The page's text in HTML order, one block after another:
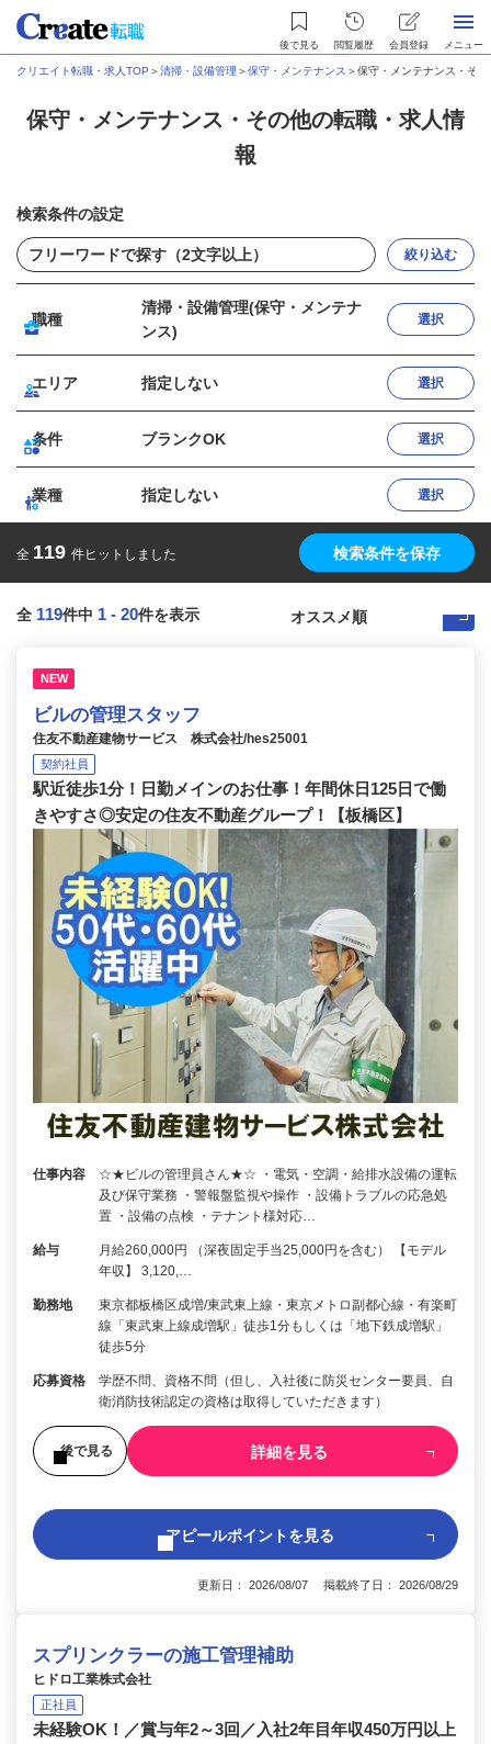
後で見る 閲覧履歴 会員登録 メニュー
クリエイト転職・求人TOP ＞清掃・設備管理 ＞保守・メンテナンス ＞保守・メンテナンス・そ
保守・メンテナンス・その他の転職・求人情
報
検索条件の設定
絞り込む
職種
清掃・設備管理(保守・メンテナ
ンス)
選択
エリア 指定しない 選択
条件 ブランクOK 選択
業種 指定しない 選択
全 119 件ヒットしました 検索条件を保存
全 119件中 1 - 20件を表示
NEW
ビルの管理スタッフ
住友不動産建物サービス 株式会社/hes25001
契約社員
駅近徒歩1分！日勤メインのお仕事！年間休日125日で働
きやすさ◎安定の住友不動産グループ！【板橋区】
仕事内容
☆★ビルの管理員さん★☆ ・電気・空調・給排水設備の運転
及び保守業務 ・警報盤監視や操作 ・設備トラブルの応急処
置 ・設備の点検 ・テナント様対応…
給与
月給260,000円 （深夜固定手当25,000円を含む） 【モデル
年収】 3,120,…
勤務地
東京都板橋区成増/東武東上線・東京メトロ副都心線・有楽町
線「東武東上線成増駅」徒歩1分もしくは「地下鉄成増駅」
徒歩5分
応募資格
学歴不問、資格不問（但し、入社後に防災センター要員、自
衛消防技術認定の資格は取得していただきます）
後で見る 詳細を見る
アピールポイントを見る
更新日： 2026/08/07 掲載終了日： 2026/08/29
スプリンクラーの施工管理補助
ヒドロ工業株式会社
正社員
未経験OK！／賞与年2～3回／入社2年目年収450万円以上